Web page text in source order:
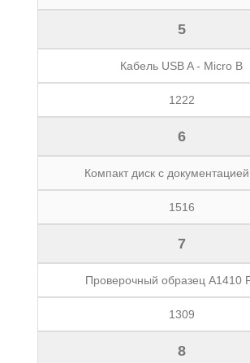
5
Кабель USB A - Micro B
1222
6
Компакт диск с
1516
7
Проверочный образец A1410
1309
8